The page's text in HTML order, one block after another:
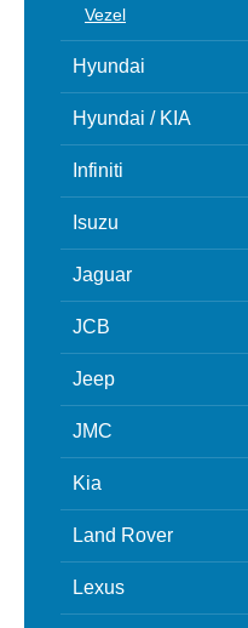
Vezel
Hyundai
Hyundai / KIA
Infiniti
Isuzu
Jaguar
JCB
Jeep
JMC
Kia
Land Rover
Lexus